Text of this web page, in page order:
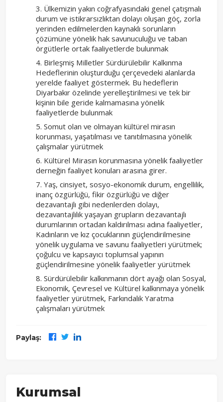
Kurumsal
Ülkemizin yakın coğrafyasındaki genel çatışmalı
durum ve istikrarsızlıktan dolayı oluşan göç, zorla
yerinden edilmelerden kaynaklı sorunların
çözümüne yönelik hak savunuculuğu ve taban
örgütlerle ortak faaliyetlerde bulunmak
Birleşmiş Milletler Sürdürülebilir Kalkınma
Hedeflerinin oluşturduğu çerçevedeki alanlarda
yerelde faaliyet göstermek. Bu hedeflerin
Diyarbakır özelinde yerelleştirilmesi ve tek bir
kişinin bile geride kalmamasına yönelik
faaliyetlerde bulunmak
Somut olan ve olmayan kültürel mirasın
korunması, yaşatılması ve tanıtılmasına yönelik
çalışmalar yürütmek
Kültürel Mirasın korunmasına yönelik faaliyetler
derneğin faaliyet konuları arasına girer.
Yaş, cinsiyet, sosyo-ekonomik durum, engellilik,
inanç özgürlüğü, fikir özgürlüğü ve diğer
dezavantajlı gibi nedenlerden dolayı,
dezavantajlılık yaşayan grupların dezavantajlı
durumlarının ortadan kaldırılması adına faaliyetler,
Kadınların ve kız çocuklarının güçlendirilmesine
yönelik uygulama ve savunu faaliyetleri yürütmek;
çoğulcu ve kapsayıcı toplumsal yapının
güçlendirilmesine yönelik faaliyetler yürütmek
Sürdürülebilir kalkınmanın dört ayağı olan Sosyal,
Ekonomik, Çevresel ve Kültürel kalkınmaya yönelik
faaliyetler yürütmek, Farkındalık Yaratma
çalışmaları yürütmek
Paylaş: